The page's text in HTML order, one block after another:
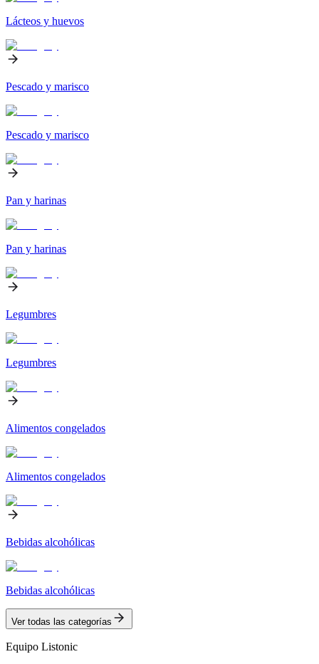
Lácteos y huevos
Pescado y marisco
Pescado y marisco
Pan y harinas
Pan y harinas
Legumbres
Legumbres
Alimentos congelados
Alimentos congelados
Bebidas alcohólicas
Bebidas alcohólicas
Ver todas las categorías
Equipo Listonic